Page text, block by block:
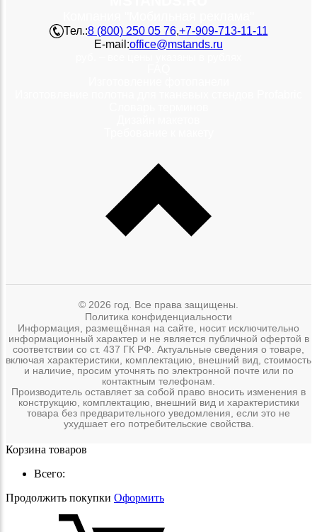
Тел.:8 (800) 250 05 76,+7-909-713-11-11
E-mail:office@mstands.ru
© 2026 год. Все права защищены.
Политика конфиденциальности
Информация, размещённая на сайте, носит исключительно
информационный характер и не является публичной офертой в
соответствии со ст. 437 ГК РФ. Актуальные сведения о товаре,
включая характеристики, комплектацию, внешний вид, стоимость
и наличие, просим уточнять по электронной почте или по
контактным телефонам.
Производитель оставляет за собой право вносить изменения в
конструкцию, комплектацию, внешний вид и характеристики
товара без предварительного уведомления, если это не
ухудшает его потребительские свойства.
Корзина товаров
Всего:
Продолжить покупки Оформить